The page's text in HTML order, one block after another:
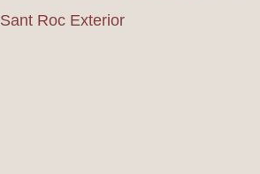
Sant Roc Exterior